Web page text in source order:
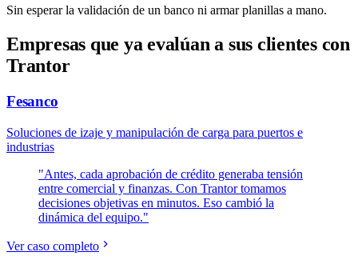
Sin esperar la validación de un banco ni armar planillas a mano.
Empresas que ya evalúan a sus clientes con
Trantor
Fesanco
Soluciones de izaje y manipulación de carga para puertos e
industrias
"Antes, cada aprobación de crédito generaba tensión
entre comercial y finanzas. Con Trantor tomamos
decisiones objetivas en minutos. Eso cambió la
dinámica del equipo."
Ver caso completo